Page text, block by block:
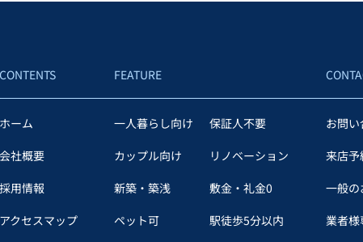
CONTENTS
ホーム
会社概要
採用情報
アクセスマップ
FEATURE
一人暮らし向け
保証人不要
カップル向け
リノベーション
新築・築浅
敷金・礼金0
ペット可
駅徒歩5分以内
お問
来店予
一般の
業者